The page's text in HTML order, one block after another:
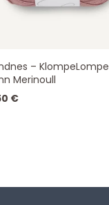
– KlompeLompe
Merinoull
€